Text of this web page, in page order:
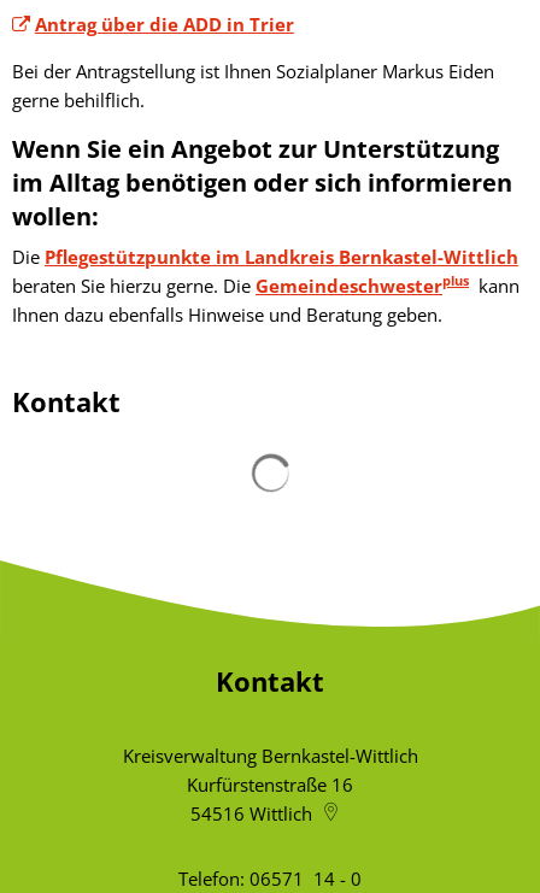
Antrag über die ADD in Trier
Bei der Antragstellung ist Ihnen Sozialplaner Markus Eiden
gerne behilflich.
Wenn Sie ein Angebot zur Unterstützung
im Alltag benötigen oder sich informieren
wollen:
Die Pflegestützpunkte im Landkreis Bernkastel-Wittlich
beraten Sie hierzu gerne. Die Gemeindeschwesterplus kann
Ihnen dazu ebenfalls Hinweise und Beratung geben.
Kontakt
Kontakt
Kreisverwaltung Bernkastel-Wittlich
Kurfürstenstraße 16
54516 Wittlich
Telefon: 06571 14 - 0